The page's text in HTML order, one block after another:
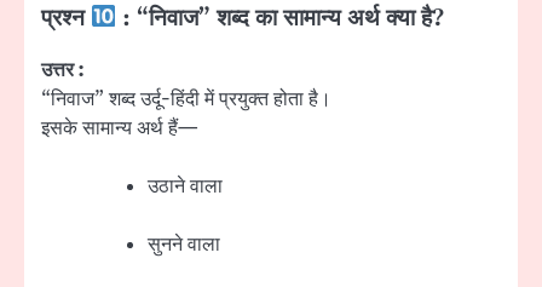
प्रश्न : “निवाज” शब्द का सामान्य अर्थ क्या है?
उत्तर :
“निवाज” शब्द उर्दू-हिंदी में प्रयुक्त होता है।
इसके सामान्य अर्थ हैं—
उठाने वाला
सुनने वाला